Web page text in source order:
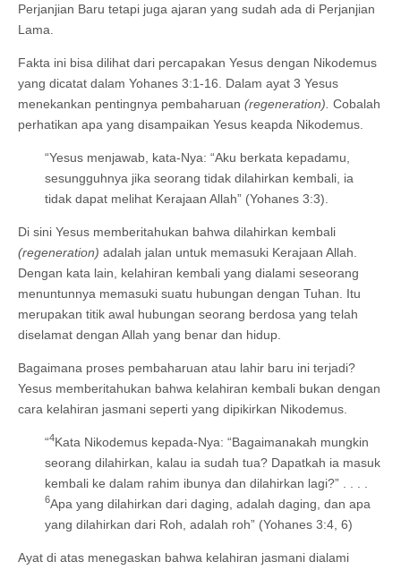
Perjanjian Baru tetapi juga ajaran yang sudah ada di Perjanjian
Lama.
Fakta ini bisa dilihat dari percapakan Yesus dengan Nikodemus
yang dicatat dalam Yohanes 3:1-16. Dalam ayat 3 Yesus
menekankan pentingnya pembaharuan (regeneration). Cobalah
perhatikan apa yang disampaikan Yesus keapda Nikodemus.
“Yesus menjawab, kata-Nya: “Aku berkata kepadamu,
sesungguhnya jika seorang tidak dilahirkan kembali, ia
tidak dapat melihat Kerajaan Allah” (Yohanes 3:3).
Di sini Yesus memberitahukan bahwa dilahirkan kembali
(regeneration) adalah jalan untuk memasuki Kerajaan Allah.
Dengan kata lain, kelahiran kembali yang dialami seseorang
menuntunnya memasuki suatu hubungan dengan Tuhan. Itu
merupakan titik awal hubungan seorang berdosa yang telah
diselamat dengan Allah yang benar dan hidup.
Bagaimana proses pembaharuan atau lahir baru ini terjadi?
Yesus memberitahukan bahwa kelahiran kembali bukan dengan
cara kelahiran jasmani seperti yang dipikirkan Nikodemus.
“4Kata Nikodemus kepada-Nya: “Bagaimanakah mungkin
seorang dilahirkan, kalau ia sudah tua? Dapatkah ia masuk
kembali ke dalam rahim ibunya dan dilahirkan lagi?” . . . .
6Apa yang dilahirkan dari daging, adalah daging, dan apa
yang dilahirkan dari Roh, adalah roh” (Yohanes 3:4, 6)
Ayat di atas menegaskan bahwa kelahiran jasmani dialami